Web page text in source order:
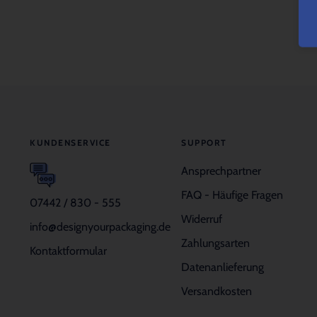
KUNDENSERVICE
07442 / 830 - 555
info@designyourpackaging.de
Kontaktformular
SUPPORT
Ansprechpartner
FAQ - Häufige Fragen
Widerruf
Zahlungsarten
Datenanlieferung
Versandkosten